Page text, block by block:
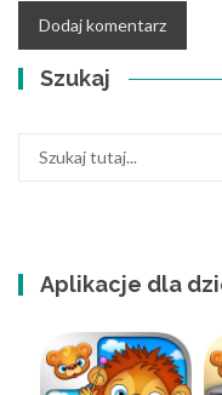
Szukaj
Aplikacje dla